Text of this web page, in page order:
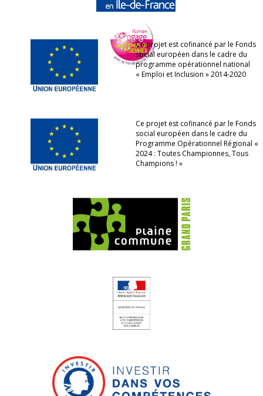
Ce projet est cofinancé par le Fonds
social européen dans le cadre du
programme opérationnel national
« Emploi et Inclusion » 2014-2020
Ce projet est cofinancé par le Fonds
social européen dans le cadre du
Programme Opérationnel Régional «
2024 : Toutes Championnes, Tous
Champions ! »